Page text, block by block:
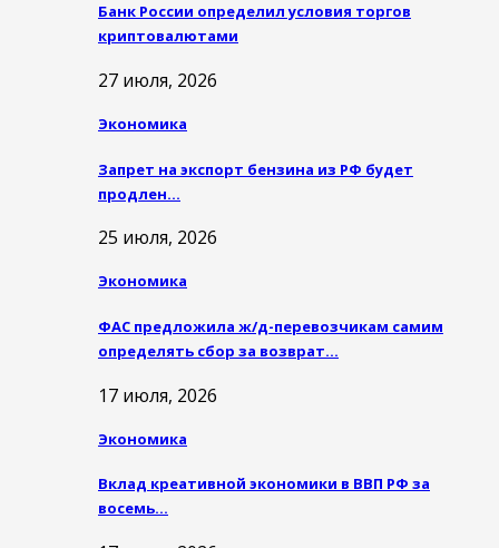
Банк России определил условия торгов
криптовалютами
27 июля, 2026
Экономика
Запрет на экспорт бензина из РФ будет
продлен…
25 июля, 2026
Экономика
ФАС предложила ж/д-перевозчикам самим
определять сбор за возврат…
17 июля, 2026
Экономика
Вклад креативной экономики в ВВП РФ за
восемь…